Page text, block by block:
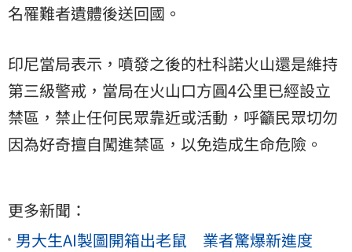
名罹難者遺體後送回國。
印尼當局表示，噴發之後的杜科諾火山還是維持
第三級警戒，當局在火山口方圓4公里已經設立
禁區，禁止任何民眾靠近或活動，呼籲民眾切勿
因為好奇擅自闖進禁區，以免造成生命危險。
更多新聞：
男大生AI製圖開箱出老鼠 業者驚爆新進度